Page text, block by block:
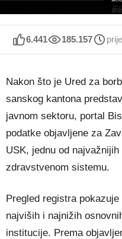
6.441 185.157
Nakon što je Ured za
sanskog kantona
javnom sektoru, portal
podatke objavljene za
USK, jednu od
zdravstvenom sistemu.
Pregled registra
najviših i najnižih
institucije. Prema